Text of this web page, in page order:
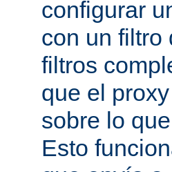
configurar
con un filtro
filtros
que el
sobre lo
Esto